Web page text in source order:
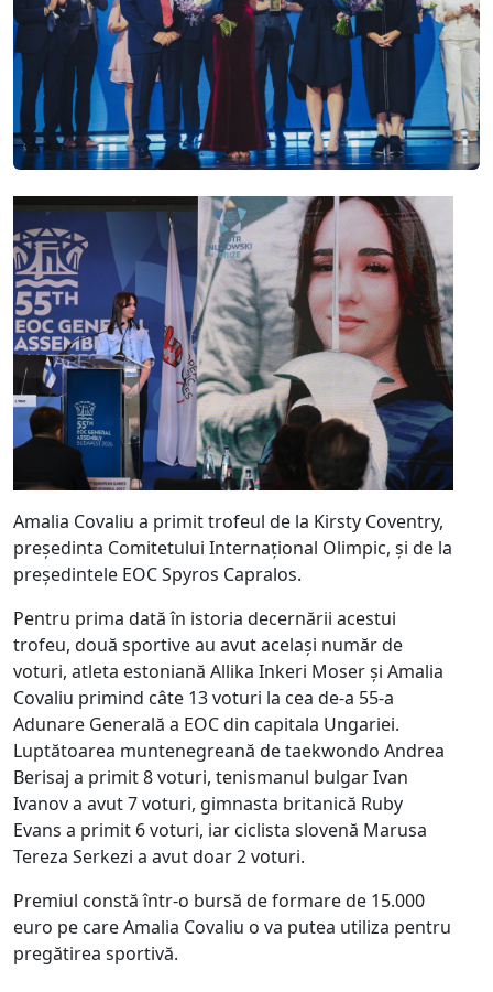
Amalia Covaliu a primit trofeul de la Kirsty Coventry,
președinta Comitetului Internațional Olimpic, și de la
președintele EOC Spyros Capralos.
Pentru prima dată în istoria decernării acestui
trofeu, două sportive au avut același număr de
voturi, atleta estoniană Allika Inkeri Moser și Amalia
Covaliu primind câte 13 voturi la cea de-a 55-a
Adunare Generală a EOC din capitala Ungariei.
Luptătoarea muntenegreană de taekwondo Andrea
Berisaj a primit 8 voturi, tenismanul bulgar Ivan
Ivanov a avut 7 voturi, gimnasta britanică Ruby
Evans a primit 6 voturi, iar ciclista slovenă Marusa
Tereza Serkezi a avut doar 2 voturi.
Premiul constă într-o bursă de formare de 15.000
euro pe care Amalia Covaliu o va putea utiliza pentru
pregătirea sportivă.